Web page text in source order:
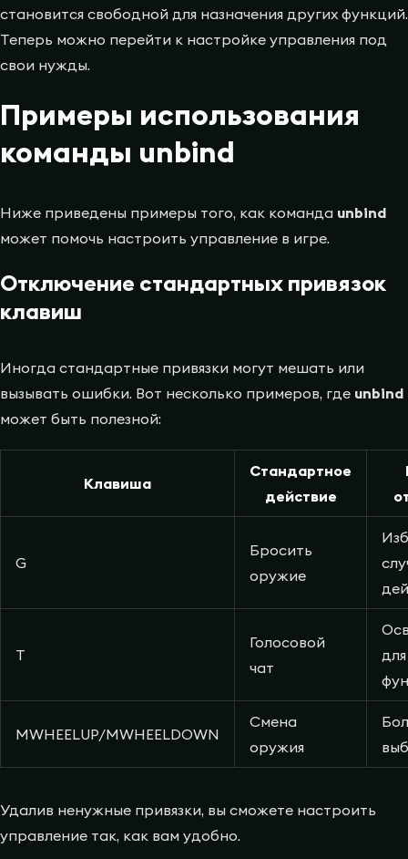
становится свободной для назначения других функций.
Теперь можно перейти к настройке управления под
свои нужды.
Примеры использования
команды unbind
Ниже приведены примеры того, как команда unbind
может помочь настроить управление в игре.
Отключение стандартных привязок
клавиш
Иногда стандартные привязки могут мешать или
вызывать ошибки. Вот несколько примеров, где unbind
может быть полезной:
Клавиша
Стандартное
действие
G
Бросить
оружие
T
Голосовой
чат
MWHEELUP/MWHEELDOWN
Смена
оружия
Удалив ненужные привязки, вы сможете настроить
управление так, как вам удобно.